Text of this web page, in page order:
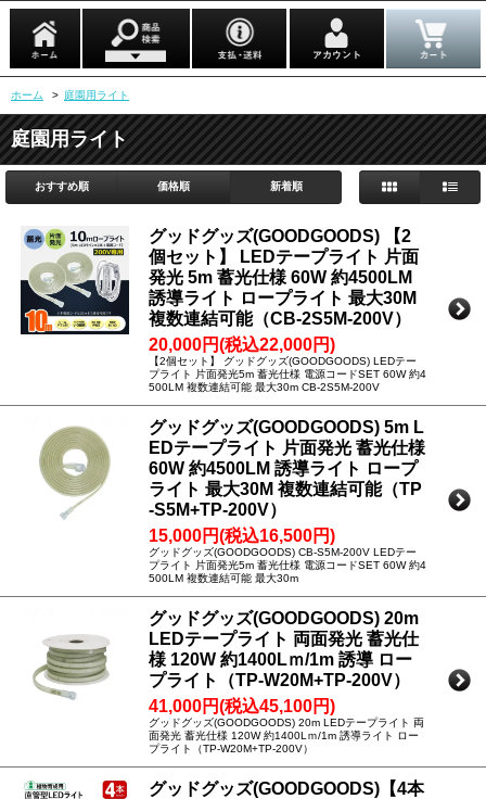
ホーム > 庭園用ライト
庭園用ライト
おすすめ順 価格順 新着順
グッドグッズ(GOODGOODS) 【2
個セット】 LEDテープライト 片面
発光 5m 蓄光仕様 60W 約4500LM
誘導ライト ロープライト 最大30M
複数連結可能（CB-2S5M-200V）
20,000円(税込22,000円)
【2個セット】 グッドグッズ(GOODGOODS) LEDテー
プライト 片面発光5m 蓄光仕様 電源コードSET 60W 約4
500LM 複数連結可能 最大30m CB-2S5M-200V
グッドグッズ(GOODGOODS) 5m L
EDテープライト 片面発光 蓄光仕様
60W 約4500LM 誘導ライト ロープ
ライト 最大30M 複数連結可能（TP
-S5M+TP-200V）
15,000円(税込16,500円)
グッドグッズ(GOODGOODS) CB-S5M-200V LEDテー
プライト 片面発光5m 蓄光仕様 電源コードSET 60W 約4
500LM 複数連結可能 最大30m
グッドグッズ(GOODGOODS) 20m
LEDテープライト 両面発光 蓄光仕
様 120W 約1400Lｍ/1m 誘導 ロー
プライト（TP-W20M+TP-200V）
41,000円(税込45,100円)
グッドグッズ(GOODGOODS) 20m LEDテープライト 両
面発光 蓄光仕様 120W 約1400Lｍ/1m 誘導ライト ロー
プライト（TP-W20M+TP-200V）
グッドグッズ(GOODGOODS)【4本